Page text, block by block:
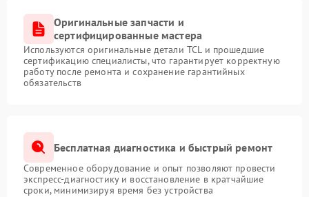
Оригинальные запчасти и
сертифицированные мастера
Используются оригинальные детали TCL и прошедшие
сертификацию специалисты, что гарантирует корректную
работу после ремонта и сохранение гарантийных
обязательств
Бесплатная диагностика и быстрый ремонт
Современное оборудование и опыт позволяют провести
экспресс-диагностику и восстановление в кратчайшие
сроки, минимизируя время без устройства